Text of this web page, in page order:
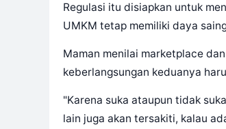
Regulasi itu disiapkan untuk
UMKM tetap memiliki daya
Maman menilai marketplace
keberlangsungan keduanya
"Karena suka ataupun tidak
lain juga akan tersakiti, kalau